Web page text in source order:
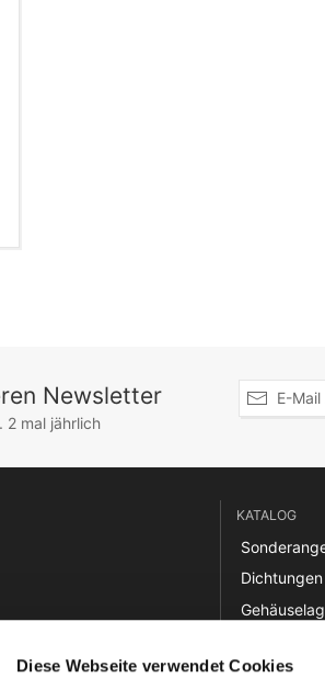
Diese Webseite verwendet Cookies
Newsletter
2 mal jährlich
KATALOG
Dichtungen
Gleitbuchsen